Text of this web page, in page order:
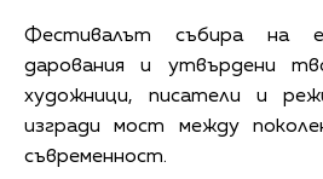
Фестивалът събира на
дарования и утвърдени
художници, писатели и
изгради мост между
съвременност.